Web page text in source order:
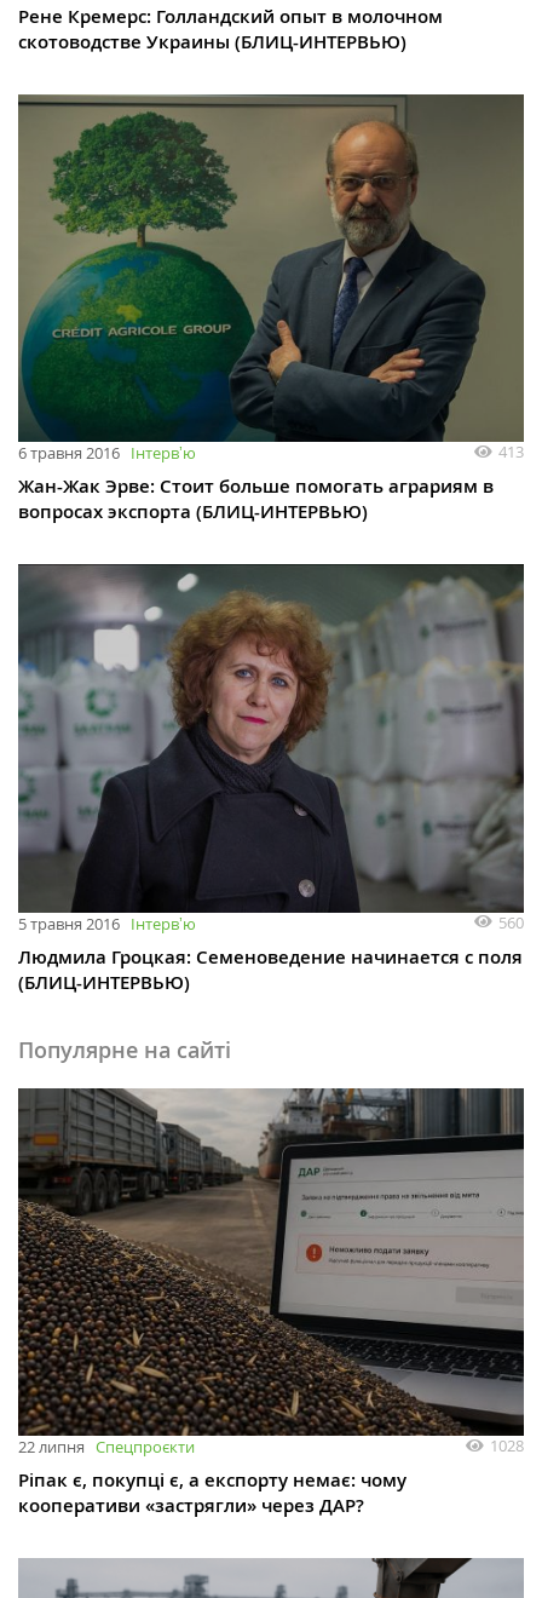
Рене Кремерс: Голландский опыт в молочном
скотоводстве Украины (БЛИЦ-ИНТЕРВЬЮ)
6 травня 2016 Інтервʼю 413
Жан-Жак Эрве: Стоит больше помогать аграриям в
вопросах экспорта (БЛИЦ-ИНТЕРВЬЮ)
5 травня 2016 Інтервʼю 560
Людмила Гроцкая: Семеноведение начинается с поля
(БЛИЦ-ИНТЕРВЬЮ)
Популярне на сайті
22 липня Спецпроєкти 1028
Ріпак є, покупці є, а експорту немає: чому
кооперативи «застрягли» через ДАР?